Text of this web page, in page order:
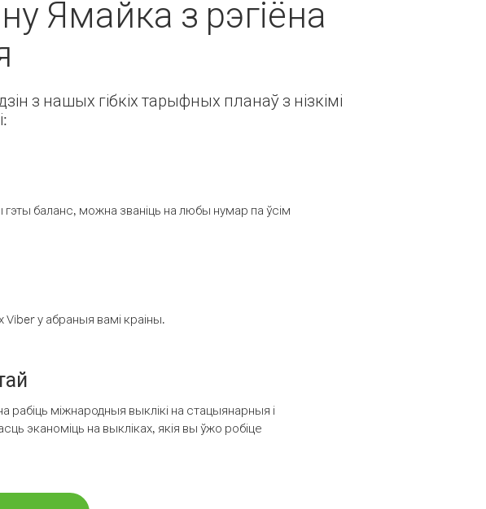
Ямайка з рэгіёна
з нашых гібкіх тарыфных планаў з нізкімі
баланс, можна званіць на любы нумар па ўсім
Viber у абраныя вамі краіны.
міжнародныя выклікі на стацыянарныя і
эканоміць на выкліках, якія вы ўжо робіце